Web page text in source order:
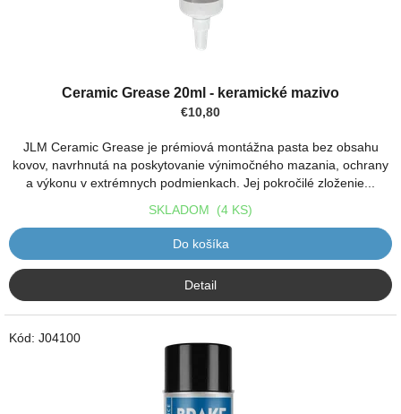
Ceramic Grease 20ml - keramické mazivo
€10,80
JLM Ceramic Grease je prémiová montážna pasta bez obsahu
kovov, navrhnutá na poskytovanie výnimočného mazania, ochrany
a výkonu v extrémnych podmienkach. Jej pokročilé zloženie...
SKLADOM (4 KS)
Do košíka
Detail
Kód: J04100